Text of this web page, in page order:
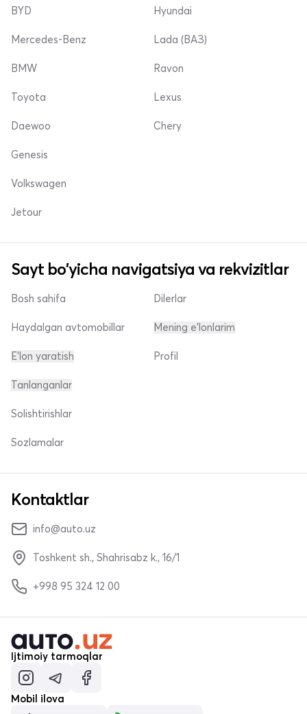
BYD
Mercedes-Benz
Hyundai
Lada (ВАЗ)
BMW
Toyota
Daewoo
Ravon
Lexus
Chery
Genesis
Volkswagen
Jetour
Sayt bo'yicha navigatsiya va rekvizitlar
Bosh sahifa
Haydalgan avtomobillar
E'lon yaratish
Dilerlar
Mening e'lonlarim
Profil
Tanlanganlar
Solishtirishlar
Sozlamalar
Kontaktlar
info@auto.uz
Toshkent sh., Shahrisabz k., 16/1
+998 95 324 12 00
Ijtimoiy tarmoqlar
Mobil ilova